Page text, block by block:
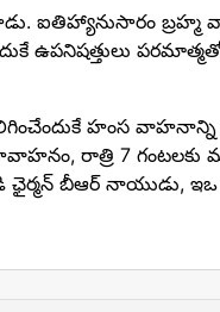
ఐతిహ్యానుసారం బ్రహ్మ
ఉపనిషత్తులు
కలిగించేందుకే హంస
రాత్రి 7
బీఆర్ నాయుడు, ఇఒ